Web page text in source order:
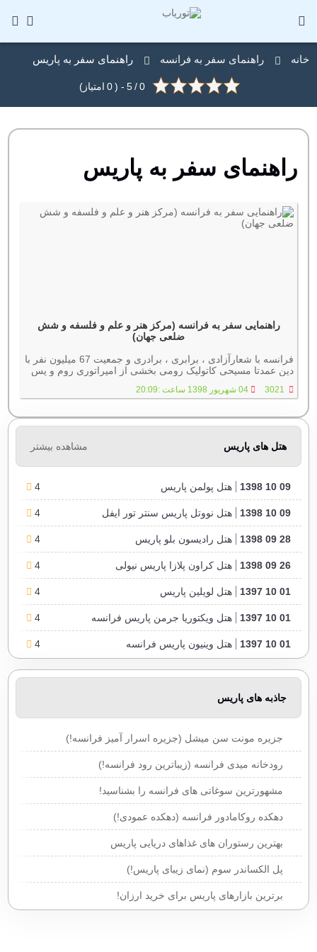
خانه راهنمای سفر به فرانسه راهنمای سفر به پاریس
0
/
5
- (
0 امتیاز)
راهنمای سفر به پاریس
راهنمایی سفر به فرانسه (مرکز هنر و علم و فلسفه و شش
ضلعی جهان)
فرانسه با شعارآزادی ، برابری ، برادری و جمعیت 67 میلیون نفر با
دین عمدتا مسیحی کاتولیک رومی بخشی از امپراتوری روم و پس
3021 04 شهریور 1398 ساعت :20:09
هتل های پاریس مشاهده بیشتر
09 10 1398 هتل پولمن پاریس 4
09 10 1398 هتل نووتل پاریس سنتر تور ایفل 4
28 09 1398 هتل رادیسون بلو پاریس 4
26 09 1398 هتل کراون پلازا پاریس نیولی 4
01 10 1397 هتل لویلین پاریس 4
01 10 1397 هتل ویکتوریا جرمن پاریس فرانسه 4
01 10 1397 هتل وینیون پاریس فرانسه 4
01 10 1397 هتل بدفورد پاریس فرانسه 4
جاذبه های پاریس
جزیره مونت سن میشل (جزیره اسرار آمیز فرانسه!)
رودخانه میدی فرانسه (زیباترین رود فرانسه!)
مشهورترین سوغاتی های فرانسه را بشناسید!
دهکده روکامادور فرانسه (دهکده عمودی!)
بهترین رستوران های غذاهای دریایی پاریس
پل الکساندر سوم (نمای زیبای پاریس!)
برترین بازارهای پاریس برای خرید ارزان!